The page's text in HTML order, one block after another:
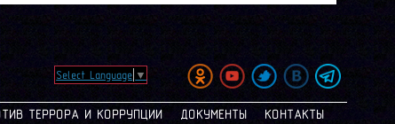
Select Language ▼
ТЕРРОРА И КОРРУПЦИИ ДОКУМЕНТЫ
КОНТАКТЫ